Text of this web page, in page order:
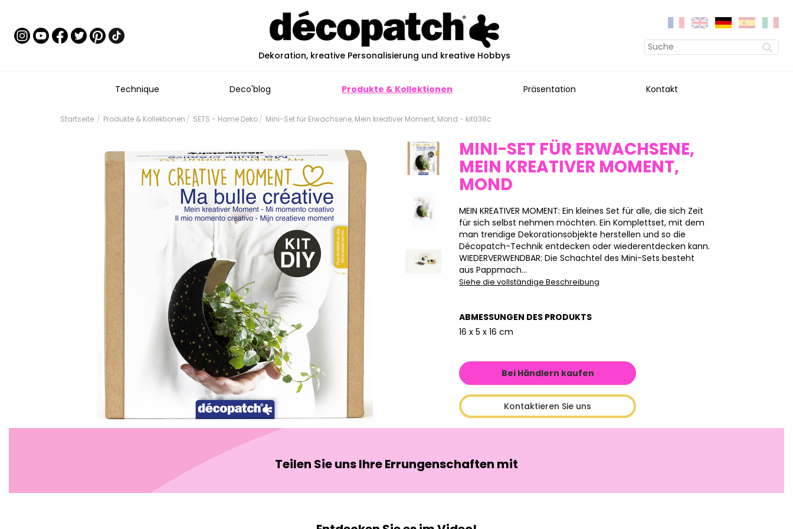
Dekoration, kreative Personalisierung und kreative Hobbys
Technique Deco'blog Produkte & Kollektionen Präsentation Kontakt
Startseite Produkte & Kollektionen SETS - Home Deko Mini-Set für Erwachsene, Mein kreativer Moment, Mond - kit038c
MINI-SET FÜR ERWACHSENE,
MEIN KREATIVER MOMENT,
MOND
MEIN KREATIVER MOMENT: Ein kleines Set für alle, die sich Zeit
für sich selbst nehmen möchten. Ein Komplettset, mit dem
man trendige Dekorationsobjekte herstellen und so die
Décopatch-Technik entdecken oder wiederentdecken kann.
WIEDERVERWENDBAR: Die Schachtel des Mini-Sets besteht
aus Pappmach...
Siehe die vollständige Beschreibung
ABMESSUNGEN DES PRODUKTS
16 x 5 x 16 cm
Bei Händlern kaufen
Kontaktieren Sie uns
Teilen Sie uns Ihre Errungenschaften mit